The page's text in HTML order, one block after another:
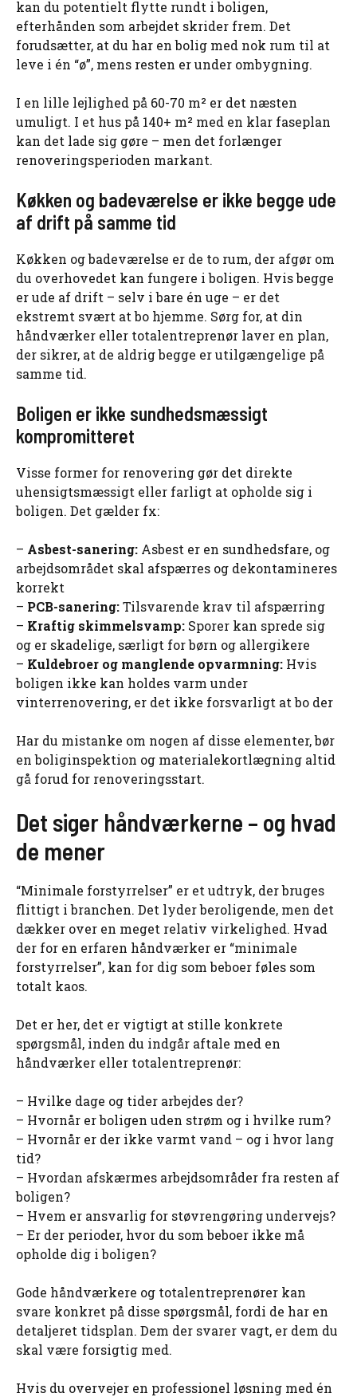
kan du potentielt flytte rundt i boligen,
efterhånden som arbejdet skrider frem. Det
forudsætter, at du har en bolig med nok rum til at
leve i én “ø”, mens resten er under ombygning.
I en lille lejlighed på 60-70 m² er det næsten
umuligt. I et hus på 140+ m² med en klar faseplan
kan det lade sig gøre – men det forlænger
renoveringsperioden markant.
Køkken og badeværelse er ikke begge ude
af drift på samme tid
Køkken og badeværelse er de to rum, der afgør om
du overhovedet kan fungere i boligen. Hvis begge
er ude af drift – selv i bare én uge – er det
ekstremt svært at bo hjemme. Sørg for, at din
håndværker eller totalentreprenør laver en plan,
der sikrer, at de aldrig begge er utilgængelige på
samme tid.
Boligen er ikke sundhedsmæssigt
kompromitteret
Visse former for renovering gør det direkte
uhensigtsmæssigt eller farligt at opholde sig i
boligen. Det gælder fx:
– Asbest-sanering: Asbest er en sundhedsfare, og
arbejdsområdet skal afspærres og dekontamineres
korrekt
– PCB-sanering:Tilsvarende krav til afspærring
– Kraftig skimmelsvamp: Sporer kan sprede sig
og er skadelige, særligt for børn og allergikere
– Kuldebroer og manglende opvarmning: Hvis
boligen ikke kan holdes varm under
vinterrenovering, er det ikke forsvarligt at bo der
Har du mistanke om nogen af disse elementer, bør
en boliginspektion og materialekortlægning altid
gå forud for renoveringsstart.
Det siger håndværkerne – og hvad
de mener
“Minimale forstyrrelser” er et udtryk, der bruges
flittigt i branchen. Det lyder beroligende, men det
dækker over en meget relativ virkelighed. Hvad
der for en erfaren håndværker er “minimale
forstyrrelser”, kan for dig som beboer føles som
totalt kaos.
Det er her, det er vigtigt at stille konkrete
spørgsmål, inden du indgår aftale med en
håndværker eller totalentreprenør:
– Hvilke dage og tider arbejdes der?
– Hvornår er boligen uden strøm og i hvilke rum?
– Hvornår er der ikke varmt vand – og i hvor lang
tid?
– Hvordan afskærmes arbejdsområder fra resten af
boligen?
– Hvem er ansvarlig for støvrengøring undervejs?
– Er der perioder, hvor du som beboer ikke må
opholde dig i boligen?
Gode håndværkere og totalentreprenører kan
svare konkret på disse spørgsmål, fordi de har en
detaljeret tidsplan. Dem der svarer vagt, er dem du
skal være forsigtig med.
Hvis du overvejer en professionel løsning med én